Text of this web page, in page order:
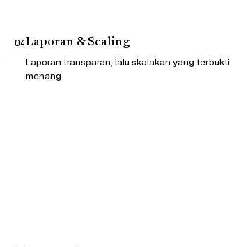
04Laporan & Scaling
Laporan transparan, lalu skalakan yang terbukti
menang.